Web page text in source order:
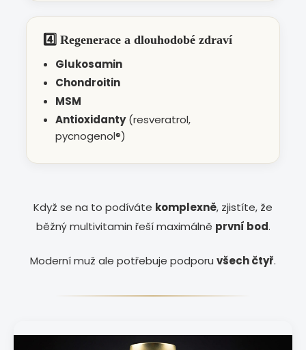
4️⃣ Regenerace a dlouhodobé zdraví
Glukosamin
Chondroitin
MSM
Antioxidanty(resveratrol,
pycnogenol®)
Když se na to podíváte komplexně, zjistíte, že
běžný multivitamin řeší maximálně první bod.
Moderní muž ale potřebuje podporu všech čtyř.